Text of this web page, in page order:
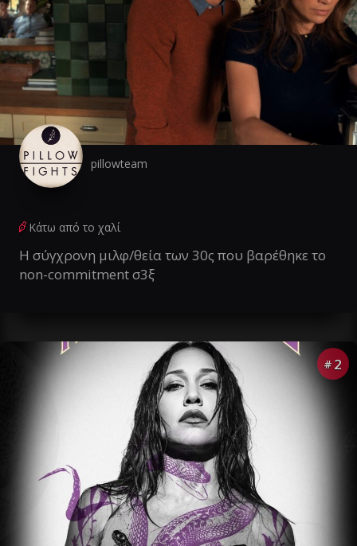
pillowteam
Κάτω από το χαλί
Η σύγχρονη μιλφ/θεία των 30ς που βαρέθηκε το
non-commitment σ3ξ
# 2